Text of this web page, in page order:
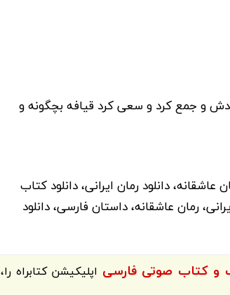
و جمع کرد و سعی کرد قیافه بچگونه و
عاشقانه، دانلود رمان ایرانی، دانلود کتاب
رمان عاشقانه، داستان فارسی، دانلود
اپلیکیشنکتابراه را،